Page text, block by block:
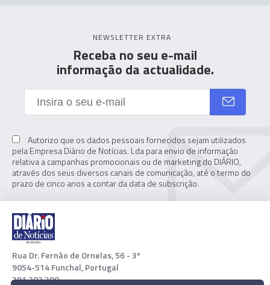
NEWSLETTER EXTRA
Receba no seu e-mail
informação da actualidade.
Autorizo que os dados pessoais fornecidos sejam utilizados
pela Empresa Diário de Notícias. Lda para envio de informação
relativa a campanhas promocionais ou de marketing do DIÁRIO,
através dos seus diversos canais de comunicação, até o termo do
prazo de cinco anos a contar da data de subscrição.
Rua Dr. Fernão de Ornelas, 56 - 3º
9054-514 Funchal, Portugal
291 202 300